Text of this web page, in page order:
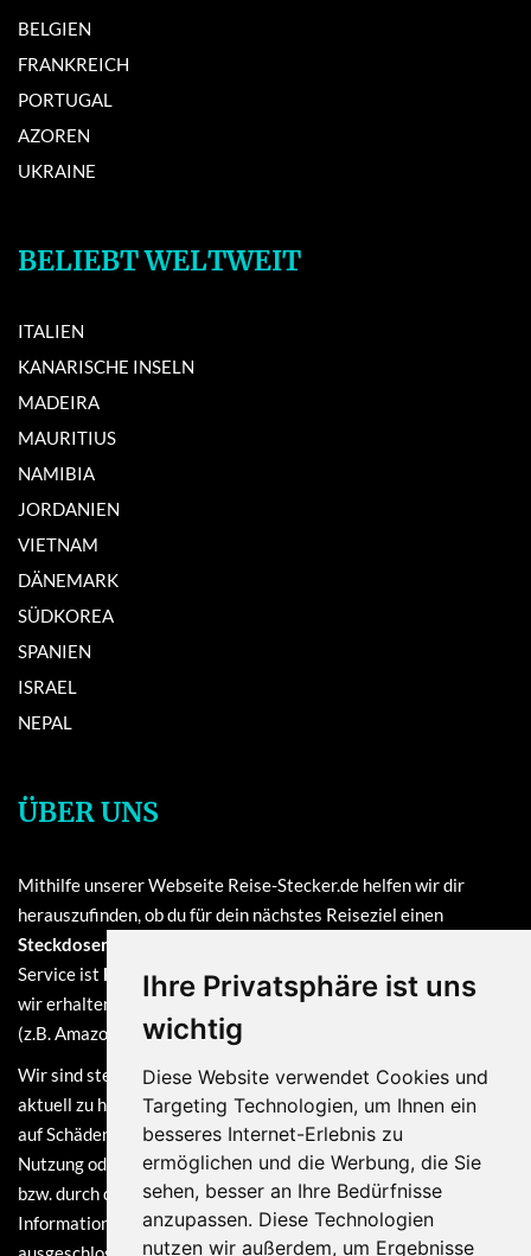
Ihre Privatsphäre ist uns
wichtig
Diese Website verwendet Cookies und
Targeting Technologien, um Ihnen ein
besseres Internet-Erlebnis zu
ermöglichen und die Werbung, die Sie
sehen, besser an Ihre Bedürfnisse
anzupassen. Diese Technologien
nutzen wir außerdem, um Ergebnisse
BELGIEN
FRANKREICH
PORTUGAL
AZOREN
UKRAINE
BELIEBT WELTWEIT
ITALIEN
KANARISCHE INSELN
MADEIRA
MAURITIUS
NAMIBIA
JORDANIEN
VIETNAM
DÄNEMARK
SÜDKOREA
SPANIEN
ISRAEL
NEPAL
ÜBER UNS
Mithilfe unserer Webseite Reise-Stecker.de helfen wir dir
herauszufinden, ob du für dein nächstes Reiseziel einen
Steckdosenadapter oder einen Reisestecker
Service ist kostenlos
und finanziert sich durch Provisionen, die
wir erhalten, sofern du bei einem unserer verlinkten Partner
(z.B. Amazon) eine Bestellung tätigst.
Wir sind stets bemüht, die Informationen auf dieser Webseite
aktuell zu halten. Dennoch sind Haftungsansprüche, welche sich
auf Schäden materieller oder ideeller Art beziehen, die durch die
Nutzung oder Nichtnutzung der dargebotenen Informationen
bzw. durch die Nutzung fehlerhafter und unvollständiger
Informationen verursacht wurden, grundsätzlich